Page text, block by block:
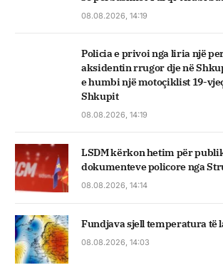
08.08.2026, 14:19
Policia e privoi nga liria një
aksidentin rrugor dje në
e humbi një motoçiklist 19-
Shkupit
08.08.2026, 14:19
LSDM kërkon hetim për
dokumenteve policore nga
08.08.2026, 14:14
Fundjava sjell temperatura të
08.08.2026, 14:03